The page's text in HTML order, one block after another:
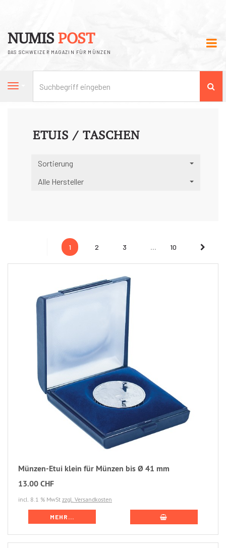
NUMIS POST
DAS SCHWEIZER MAGAZIN FÜR MÜNZEN
Navigation
ETUIS / TASCHEN
Sortierung
Alle Hersteller
1 2 3 ... 10 Next
Münzen-Etui klein für Münzen bis Ø 41 mm
13.00 CHF
incl. 8.1 % MwSt zzgl. Versandkosten
MEHR...